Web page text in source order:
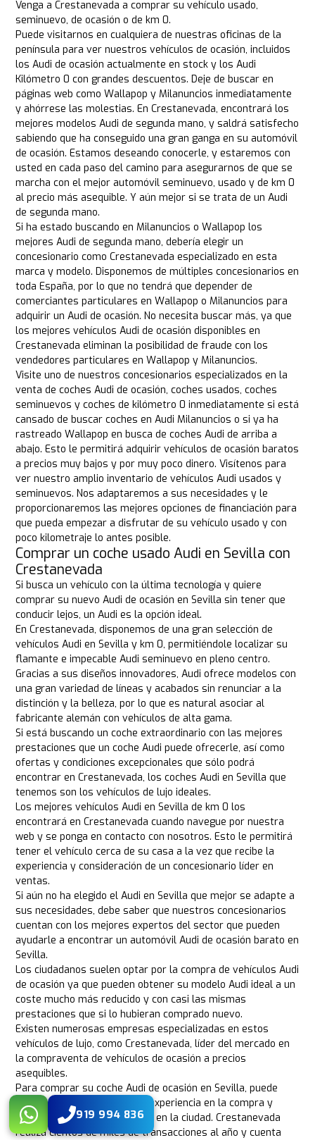
Venga a Crestanevada a comprar su vehículo usado,
seminuevo, de ocasión o de km 0.
Puede visitarnos en cualquiera de nuestras oficinas de la
península para ver nuestros vehículos de ocasión, incluidos
los Audi de ocasión actualmente en stock y los Audi
Kilómetro 0 con grandes descuentos. Deje de buscar en
páginas web como Wallapop y Milanuncios inmediatamente
y ahórrese las molestias. En Crestanevada, encontrará los
mejores modelos Audi de segunda mano, y saldrá satisfecho
sabiendo que ha conseguido una gran ganga en su automóvil
de ocasión. Estamos deseando conocerle, y estaremos con
usted en cada paso del camino para asegurarnos de que se
marcha con el mejor automóvil seminuevo, usado y de km 0
al precio más asequible. Y aún mejor si se trata de un Audi
de segunda mano.
Si ha estado buscando en Milanuncios o Wallapop los
mejores Audi de segunda mano, debería elegir un
concesionario como Crestanevada especializado en esta
marca y modelo. Disponemos de múltiples concesionarios en
toda España, por lo que no tendrá que depender de
comerciantes particulares en Wallapop o Milanuncios para
adquirir un Audi de ocasión. No necesita buscar más, ya que
los mejores vehículos Audi de ocasión disponibles en
Crestanevada eliminan la posibilidad de fraude con los
vendedores particulares en Wallapop y Milanuncios.
Visite uno de nuestros concesionarios especializados en la
venta de coches Audi de ocasión, coches usados, coches
seminuevos y coches de kilómetro 0 inmediatamente si está
cansado de buscar coches en Audi Milanuncios o si ya ha
rastreado Wallapop en busca de coches Audi de arriba a
abajo. Esto le permitirá adquirir vehículos de ocasión baratos
a precios muy bajos y por muy poco dinero. Visítenos para
ver nuestro amplio inventario de vehículos Audi usados y
seminuevos. Nos adaptaremos a sus necesidades y le
proporcionaremos las mejores opciones de financiación para
que pueda empezar a disfrutar de su vehículo usado y con
poco kilometraje lo antes posible.
Comprar un coche usado Audi en Sevilla con
Crestanevada
Si busca un vehículo con la última tecnología y quiere
comprar su nuevo Audi de ocasión en Sevilla sin tener que
conducir lejos, un Audi es la opción ideal.
En Crestanevada, disponemos de una gran selección de
vehículos Audi en Sevilla y km 0, permitiéndole localizar su
flamante e impecable Audi seminuevo en pleno centro.
Gracias a sus diseños innovadores, Audi ofrece modelos con
una gran variedad de líneas y acabados sin renunciar a la
distinción y la belleza, por lo que es natural asociar al
fabricante alemán con vehículos de alta gama.
Si está buscando un coche extraordinario con las mejores
prestaciones que un coche Audi puede ofrecerle, así como
ofertas y condiciones excepcionales que sólo podrá
encontrar en Crestanevada, los coches Audi en Sevilla que
tenemos son los vehículos de lujo ideales.
Los mejores vehículos Audi en Sevilla de km 0 los
encontrará en Crestanevada cuando navegue por nuestra
web y se ponga en contacto con nosotros. Esto le permitirá
tener el vehículo cerca de su casa a la vez que recibe la
experiencia y consideración de un concesionario líder en
ventas.
Si aún no ha elegido el Audi en Sevilla que mejor se adapte a
sus necesidades, debe saber que nuestros concesionarios
cuentan con los mejores expertos del sector que pueden
ayudarle a encontrar un automóvil Audi de ocasión barato en
Sevilla.
Los ciudadanos suelen optar por la compra de vehículos Audi
de ocasión ya que pueden obtener su modelo Audi ideal a un
coste mucho más reducido y con casi las mismas
prestaciones que si lo hubieran comprado nuevo.
Existen numerosas empresas especializadas en estos
vehículos de lujo, como Crestanevada, líder del mercado en
la compraventa de vehículos de ocasión a precios
asequibles.
Para comprar su coche Audi de ocasión en Sevilla, puede
confiar en nuestros años de experiencia en la compra y
venta de coches Audi baratos en la ciudad. Crestanevada
realiza cientos de miles de transacciones al año y cuenta
919 994 836